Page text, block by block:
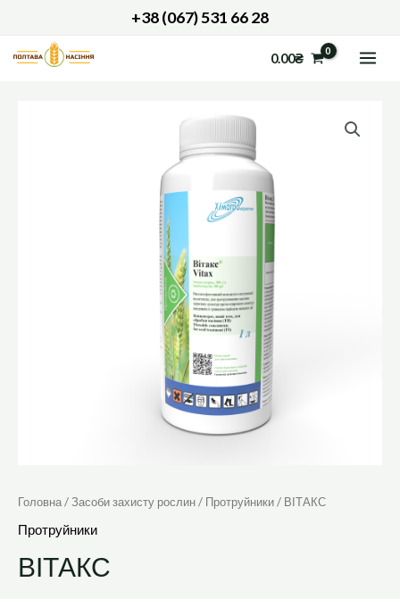
вмісту
+38 (067) 531 66 28
0.00₴
Головна/Засоби захисту рослин/ Протруйники/ ВІТАКС
Протруйники
ВІТАКС